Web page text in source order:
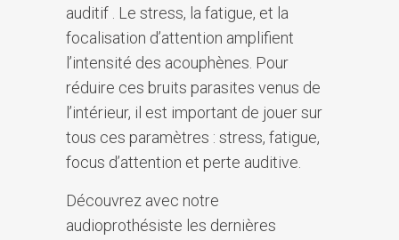
auditif . Le stress, la fatigue, et la
focalisation d’attention amplifient
l’intensité des acouphènes. Pour
réduire ces bruits parasites venus de
l’intérieur, il est important de jouer sur
tous ces paramètres : stress, fatigue,
focus d’attention et perte auditive.
Découvrez avec notre
audioprothésiste les dernières